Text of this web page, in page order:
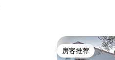
房客推荐
房客推荐